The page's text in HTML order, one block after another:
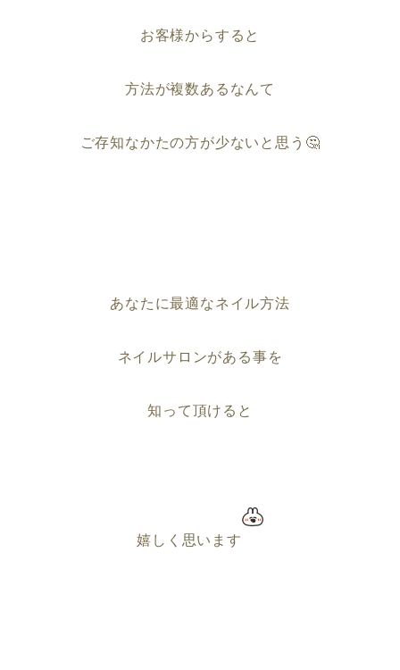
お客様からすると
方法が複数あるなんて
ご存知なかたの方が少ないと思う🤔
あなたに最適なネイル方法
ネイルサロンがある事を
知って頂けると
嬉しく思います